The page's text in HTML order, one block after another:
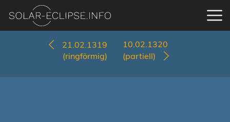
21.02.1319
(ringförmig)
10.02.1320
(partiell)